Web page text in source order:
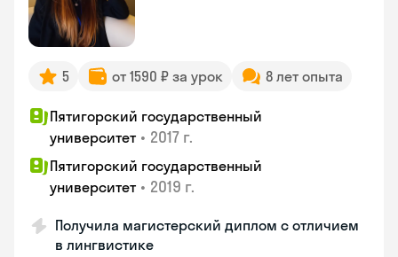
5 от 1590 ₽ за урок 8 лет опыта
Пятигорский государственный
университет • 2017 г.
Пятигорский государственный
университет • 2019 г.
Получила магистерский диплом с отличием
в лингвистике